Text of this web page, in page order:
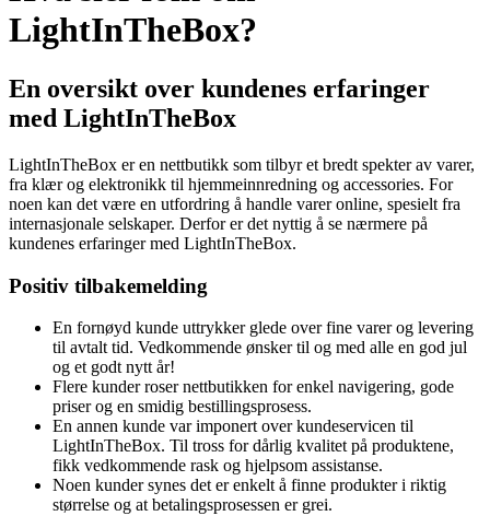
LightInTheBox?
En oversikt over kundenes erfaringer
med LightInTheBox
LightInTheBox er en nettbutikk som tilbyr et bredt spekter av varer,
fra klær og elektronikk til hjemmeinnredning og accessories. For
noen kan det være en utfordring å handle varer online, spesielt fra
internasjonale selskaper. Derfor er det nyttig å se nærmere på
kundenes erfaringer med LightInTheBox.
Positiv tilbakemelding
En fornøyd kunde uttrykker glede over fine varer og levering
til avtalt tid. Vedkommende ønsker til og med alle en god jul
og et godt nytt år!
Flere kunder roser nettbutikken for enkel navigering, gode
priser og en smidig bestillingsprosess.
En annen kunde var imponert over kundeservicen til
LightInTheBox. Til tross for dårlig kvalitet på produktene,
fikk vedkommende rask og hjelpsom assistanse.
Noen kunder synes det er enkelt å finne produkter i riktig
størrelse og at betalingsprosessen er grei.